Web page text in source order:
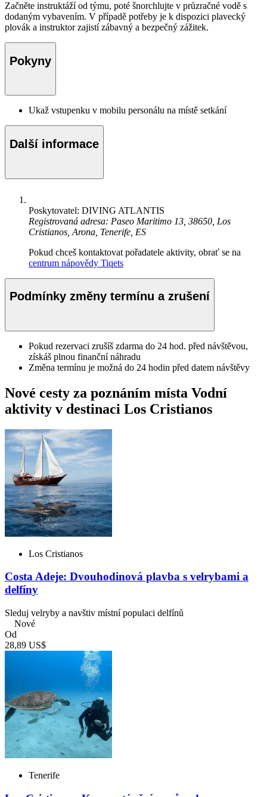
Začněte instruktáží od týmu, poté šnorchlujte v průzračné vodě s
dodaným vybavením. V případě potřeby je k dispozici plavecký
plovák a instruktor zajistí zábavný a bezpečný zážitek.
Pokyny
Ukaž vstupenku v mobilu personálu na místě setkání
Další informace
Poskytovatel: DIVING ATLANTIS
Registrovaná adresa: Paseo Maritimo 13, 38650, Los
Cristianos, Arona, Tenerife, ES
Pokud chceš kontaktovat pořadatele aktivity, obrať se na
centrum nápovědy Tiqets
Podmínky změny termínu a zrušení
Pokud rezervaci zrušíš zdarma do 24 hod. před návštěvou,
získáš plnou finanční náhradu
Změna termínu je možná do 24 hodin před datem návštěvy
Nové cesty za poznáním místa Vodní
aktivity v destinaci Los Cristianos
Los Cristianos
Costa Adeje: Dvouhodinová plavba s velrybami a
delfíny
Sleduj velryby a navštiv místní populaci delfínů
Nové
Od
28,89 US$
Tenerife